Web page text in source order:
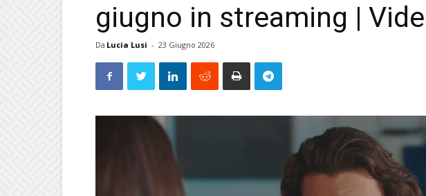
giugno in streaming |
Da Lucia Lusi - 23 Giugno 2026